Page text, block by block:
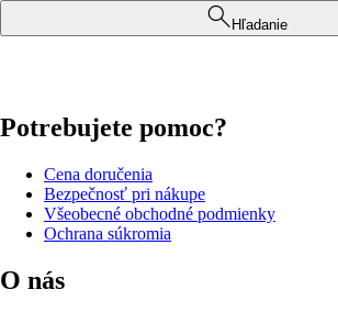
Hľadanie
Potrebujete pomoc?
Cena doručenia
Bezpečnosť pri nákupe
Všeobecné obchodné podmienky
Ochrana súkromia
O nás